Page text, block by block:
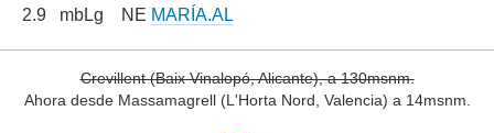
2.9 mbLg NE MARÍA.AL
Crevillent (Baix Vinalopó, Alicante), a 130msnm.
Ahora desde Massamagrell (L'Horta Nord, Valencia) a 14msnm.